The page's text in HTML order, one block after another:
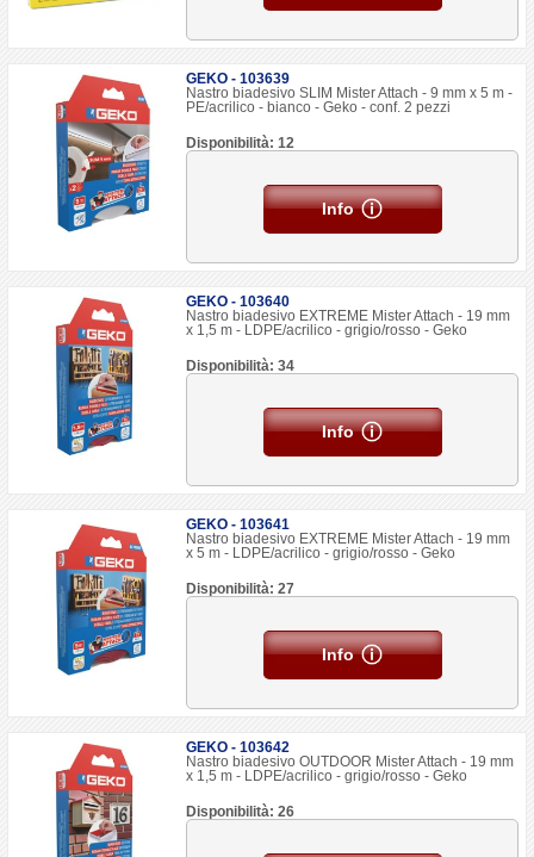
GEKO - 103639
Nastro biadesivo SLIM Mister Attach - 9 mm x 5 m -
PE/acrilico - bianco - Geko - conf. 2 pezzi
Disponibilità: 12
Info
GEKO - 103640
Nastro biadesivo EXTREME Mister Attach - 19 mm
x 1,5 m - LDPE/acrilico - grigio/rosso - Geko
Disponibilità: 34
Info
GEKO - 103641
Nastro biadesivo EXTREME Mister Attach - 19 mm
x 5 m - LDPE/acrilico - grigio/rosso - Geko
Disponibilità: 27
Info
GEKO - 103642
Nastro biadesivo OUTDOOR Mister Attach - 19 mm
x 1,5 m - LDPE/acrilico - grigio/rosso - Geko
Disponibilità: 26